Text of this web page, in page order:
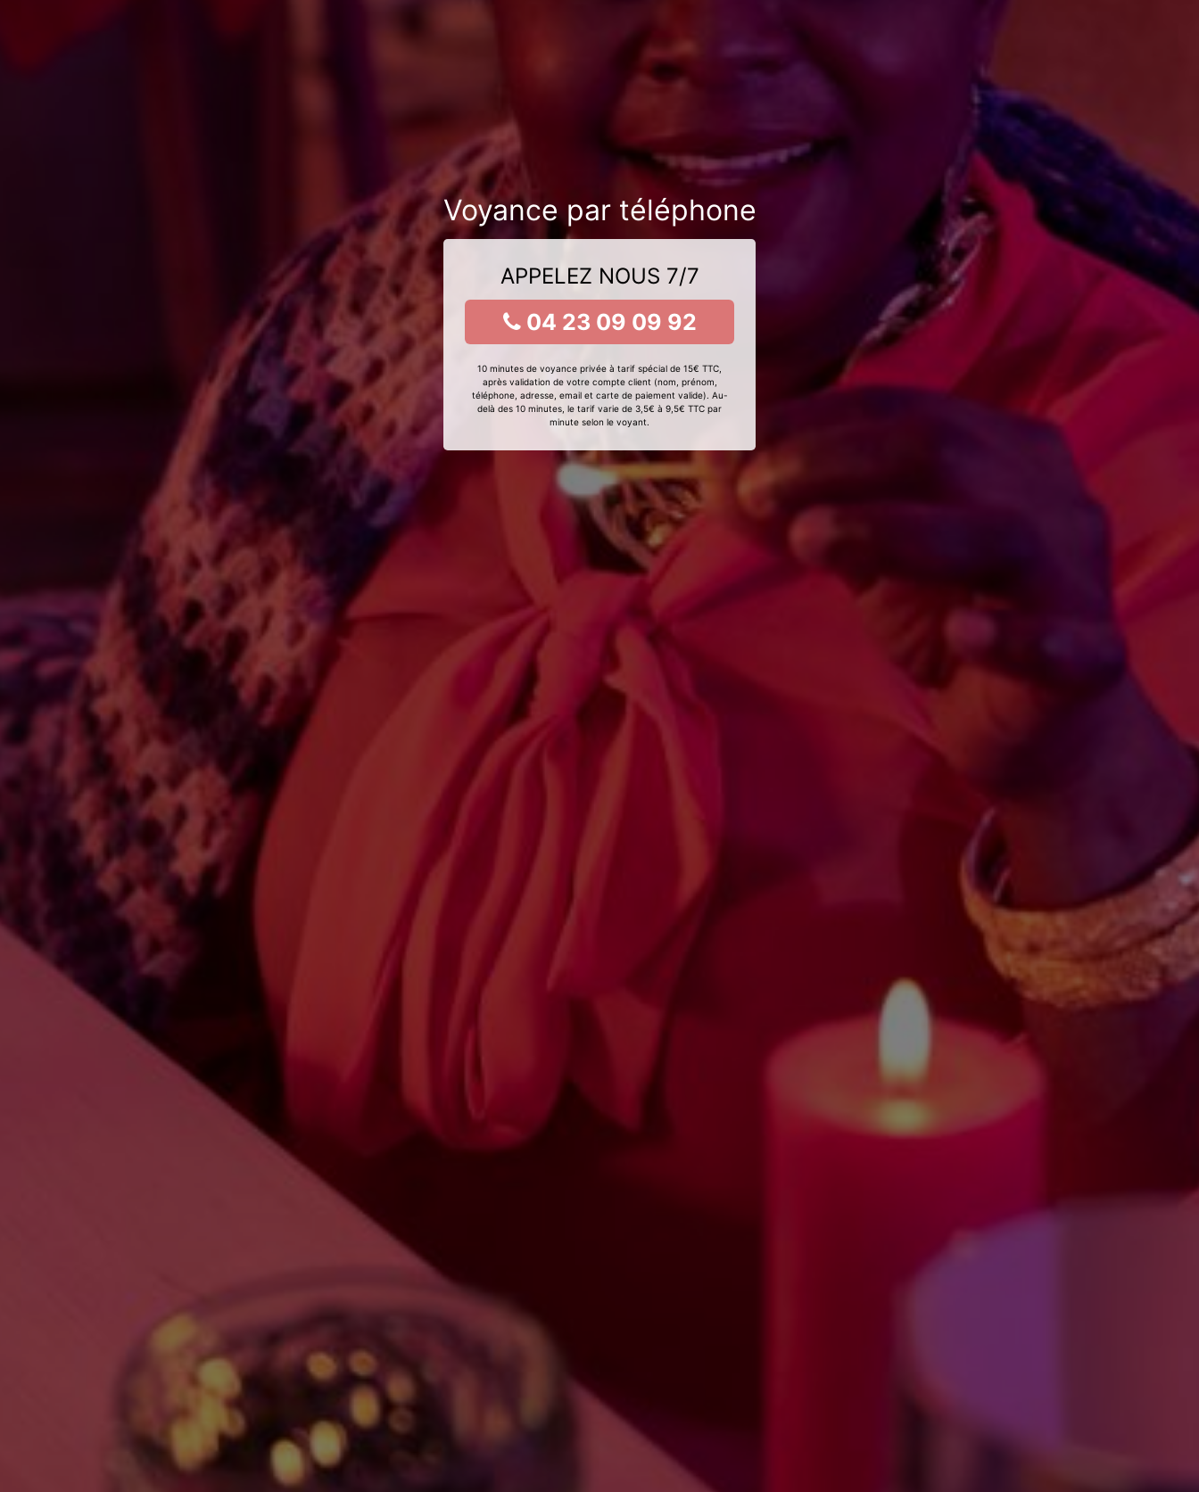
Voyance par téléphone
APPELEZ NOUS 7/7
04 23 09 09 92
10 minutes de voyance privée à tarif spécial de 15€ TTC,
après validation de votre compte client (nom, prénom,
téléphone, adresse, email et carte de paiement valide). Au-
delà des 10 minutes, le tarif varie de 3,5€ à 9,5€ TTC par
minute selon le voyant.